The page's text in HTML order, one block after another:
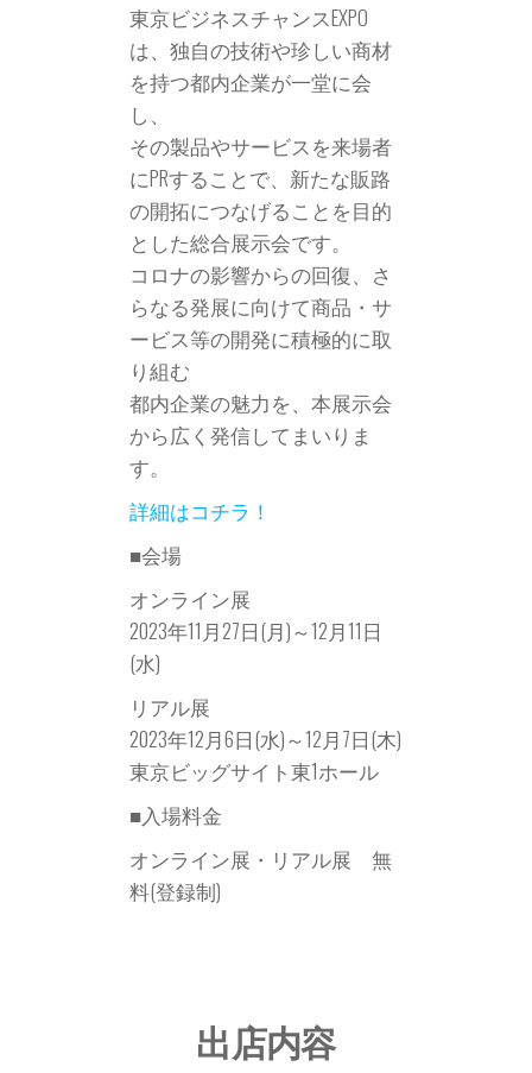
東京ビジネスチャンスEXPO
は、独自の技術や珍しい商材
を持つ都内企業が一堂に会
し、
その製品やサービスを来場者
にPRすることで、新たな販路
の開拓につなげることを目的
とした総合展示会です。
コロナの影響からの回復、さ
らなる発展に向けて商品・サ
ービス等の開発に積極的に取
り組む
都内企業の魅力を、本展示会
から広く発信してまいりま
す。
詳細はコチラ！
■会場
オンライン展
2023年11月27日(月)～12月11日
(水)
リアル展
2023年12月6日(水)～12月7日(木)
東京ビッグサイト東1ホール
■入場料金
オンライン展・リアル展 無
料(登録制)
出店内容